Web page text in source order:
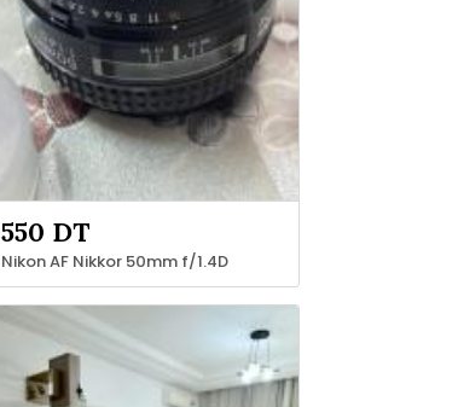
550 DT
Nikon AF Nikkor 50mm f/1.4D